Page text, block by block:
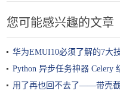
您可能感兴趣的文章
华为EMUI10必须了解的7大
Python 异步任务神器 Celery
用了再也回不去了——带壳